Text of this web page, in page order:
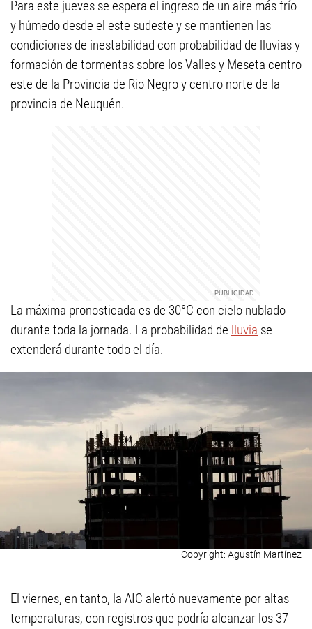
Para este jueves se espera el ingreso de un aire más frío
y húmedo desde el este sudeste y se mantienen las
condiciones de inestabilidad con probabilidad de lluvias y
formación de tormentas sobre los Valles y Meseta centro
este de la Provincia de Rio Negro y centro norte de la
provincia de Neuquén.
La máxima pronosticada es de 30°C con cielo nublado
durante toda la jornada. La probabilidad de lluvia se
extenderá durante todo el día.
Agustín Martínez
El viernes, en tanto, la AIC alertó nuevamente por altas
temperaturas, con registros que podría alcanzar los 37